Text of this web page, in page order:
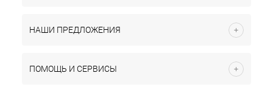
НАШИ ПРЕДЛОЖЕНИЯ
ПОМОЩЬ И СЕРВИСЫ